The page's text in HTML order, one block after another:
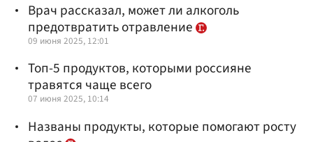
Врач рассказал, может ли алкоголь
предотвратить отравление
09 июня 2025, 12:01
Топ-5 продуктов, которыми россияне
травятся чаще всего
07 июня 2025, 10:14
Названы продукты, которые помогают росту